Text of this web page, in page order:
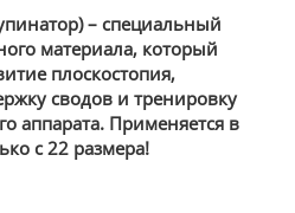
– специальный
материала, который
плоскостопия,
сводов и тренировку
аппарата. Применяется в
с 22 размера!